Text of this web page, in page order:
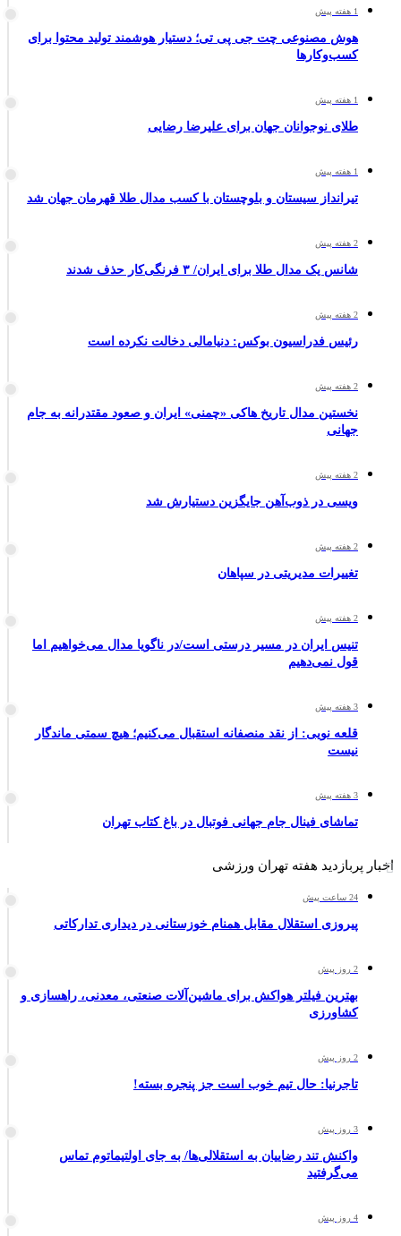
1 هفته پیش
هوش مصنوعی چت جی پی تی؛ دستیار هوشمند تولید محتوا برای
کسب‌وکارها
1 هفته پیش
طلای نوجوانان جهان برای علیرضا رضایی
1 هفته پیش
تیرانداز سیستان و بلوچستان با کسب مدال طلا قهرمان جهان شد
2 هفته پیش
شانس یک مدال طلا برای ایران/ ۳ فرنگی‌کار حذف شدند
2 هفته پیش
رئیس فدراسیون بوکس: دنیامالی دخالت نکرده است
2 هفته پیش
نخستین مدال تاریخ هاکی «چمنی» ایران و صعود مقتدرانه به جام
جهانی
2 هفته پیش
ویسی در ذوب‌آهن جایگزین دستیارش شد
2 هفته پیش
تغییرات مدیریتی در سپاهان
2 هفته پیش
تنیس ایران در مسیر درستی است/در ناگویا مدال می‌خواهیم اما
قول نمی‌دهیم
3 هفته پیش
قلعه نویی: از نقد منصفانه استقبال می‌کنیم؛ هیچ سمتی ماندگار
نیست
3 هفته پیش
تماشای فینال جام جهانی فوتبال در باغ کتاب تهران
اخبار پربازدید هفته تهران ورزشی
24 ساعت پیش
پیروزی استقلال مقابل همنام خوزستانی در دیداری تدارکاتی
2 روز پیش
بهترین فیلتر هواکش برای ماشین‌آلات صنعتی، معدنی، راهسازی و
کشاورزی
2 روز پیش
تاجرنیا: حال تیم خوب است جز پنجره بسته!
3 روز پیش
واکنش تند رضاییان به استقلالی‌ها/ به جای اولتیماتوم تماس
می‌گرفتید
4 روز پیش